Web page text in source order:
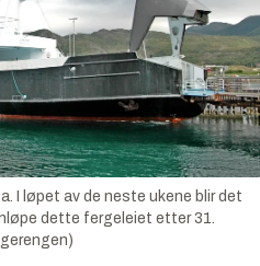
I løpet av de neste ukene blir det
dette fergeleiet etter 31.